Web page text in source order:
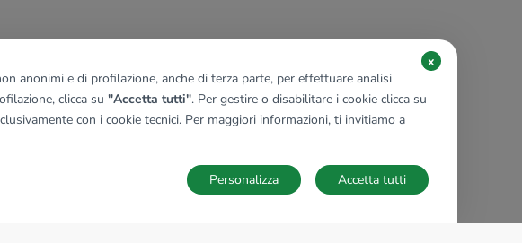
anonimi e di profilazione, anche di terza parte, per effettuare analisi
clicca su "Accetta tutti". Per gestire o disabilitare i cookie clicca su
con i cookie tecnici. Per maggiori informazioni, ti invitiamo a
x
Accetta tutti
Personalizza